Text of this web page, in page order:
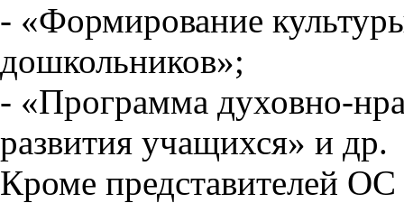
- «Формирование
дошкольников»;
- «Программа духовно-
развития учащихся» и др.
Кроме представителей